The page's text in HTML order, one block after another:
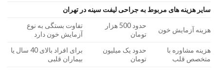
سایر هزینه های مربوط به جراحی لیفت سینه در تهران
هزینه آزمایش خون
حدود 500 هزار
تومان
تفاوت بستگی به نوع
آزمایش خون دارد
هزینه مشاوره با
متخصص قلب
حدود یک میلیون
تومان
برای افراد بالای 40 سال یا
بیماران قلبی